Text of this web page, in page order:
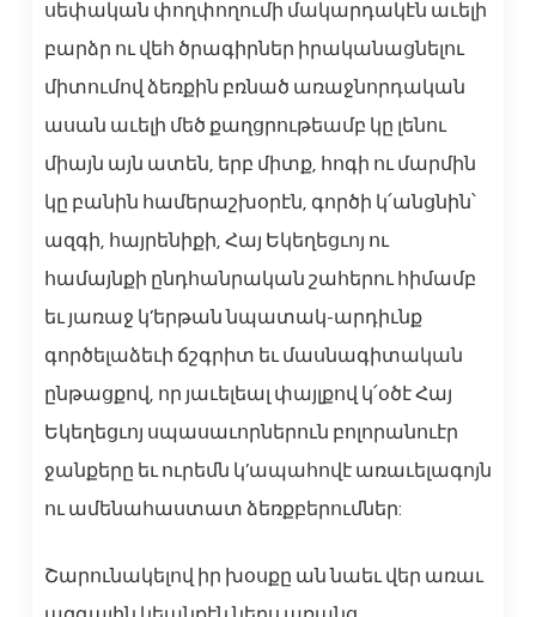
սեփական փողփողումի մակարդակէն աւելի
բարձր ու վեհ ծրագիրներ իրականացնելու
միտումով ձեռքին բռնած առաջնորդական
ասան աւելի մեծ քաղցրութեամբ կը լենու
միայն այն ատեն, երբ միտք, հոգի ու մարմին
կը բանին համերաշխօրէն, գործի կ՛անցնին՝
ազգի, հայրենիքի, Հայ Եկեղեցւոյ ու
համայնքի ընդհանրական շահերու հիմամբ
եւ յառաջ կ’երթան նպատակ-արդիւնք
գործելաձեւի ճշգրիտ եւ մասնագիտական
ընթացքով, որ յաւելեալ փայլքով կ՛օծէ Հայ
Եկեղեցւոյ սպասաւորներուն բոլորանուէր
ջանքերը եւ ուրեմն կ’ապահովէ առաւելագոյն
ու ամենահաստատ ձեռքբերումներ:
Շարունակելով իր խօսքը ան նաեւ վեր առաւ